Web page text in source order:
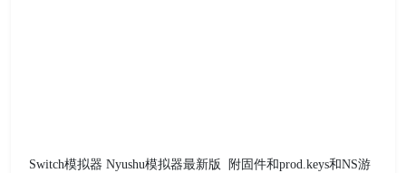
Switch模拟器 Nyushu模拟器最新版 附固件和prod.keys和NS游